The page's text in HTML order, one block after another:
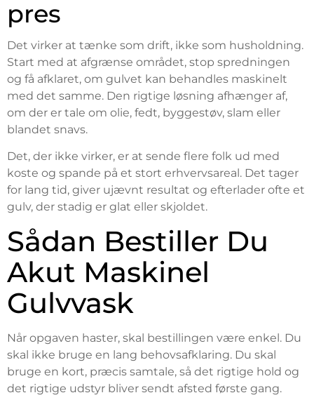
pres
Det virker at tænke som drift, ikke som husholdning.
Start med at afgrænse området, stop spredningen
og få afklaret, om gulvet kan behandles maskinelt
med det samme. Den rigtige løsning afhænger af,
om der er tale om olie, fedt, byggestøv, slam eller
blandet snavs.
Det, der ikke virker, er at sende flere folk ud med
koste og spande på et stort erhvervsareal. Det tager
for lang tid, giver ujævnt resultat og efterlader ofte et
gulv, der stadig er glat eller skjoldet.
Sådan Bestiller Du
Akut Maskinel
Gulvvask
Når opgaven haster, skal bestillingen være enkel. Du
skal ikke bruge en lang behovsafklaring. Du skal
bruge en kort, præcis samtale, så det rigtige hold og
det rigtige udstyr bliver sendt afsted første gang.